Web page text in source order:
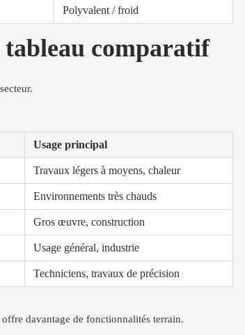
Polyvalent / froid
comparatif
Usage principal
Travaux légers à moyens, chaleur
Environnements très chauds
Gros œuvre, construction
Usage général, industrie
Techniciens, travaux de précision
davantage de fonctionnalités terrain.